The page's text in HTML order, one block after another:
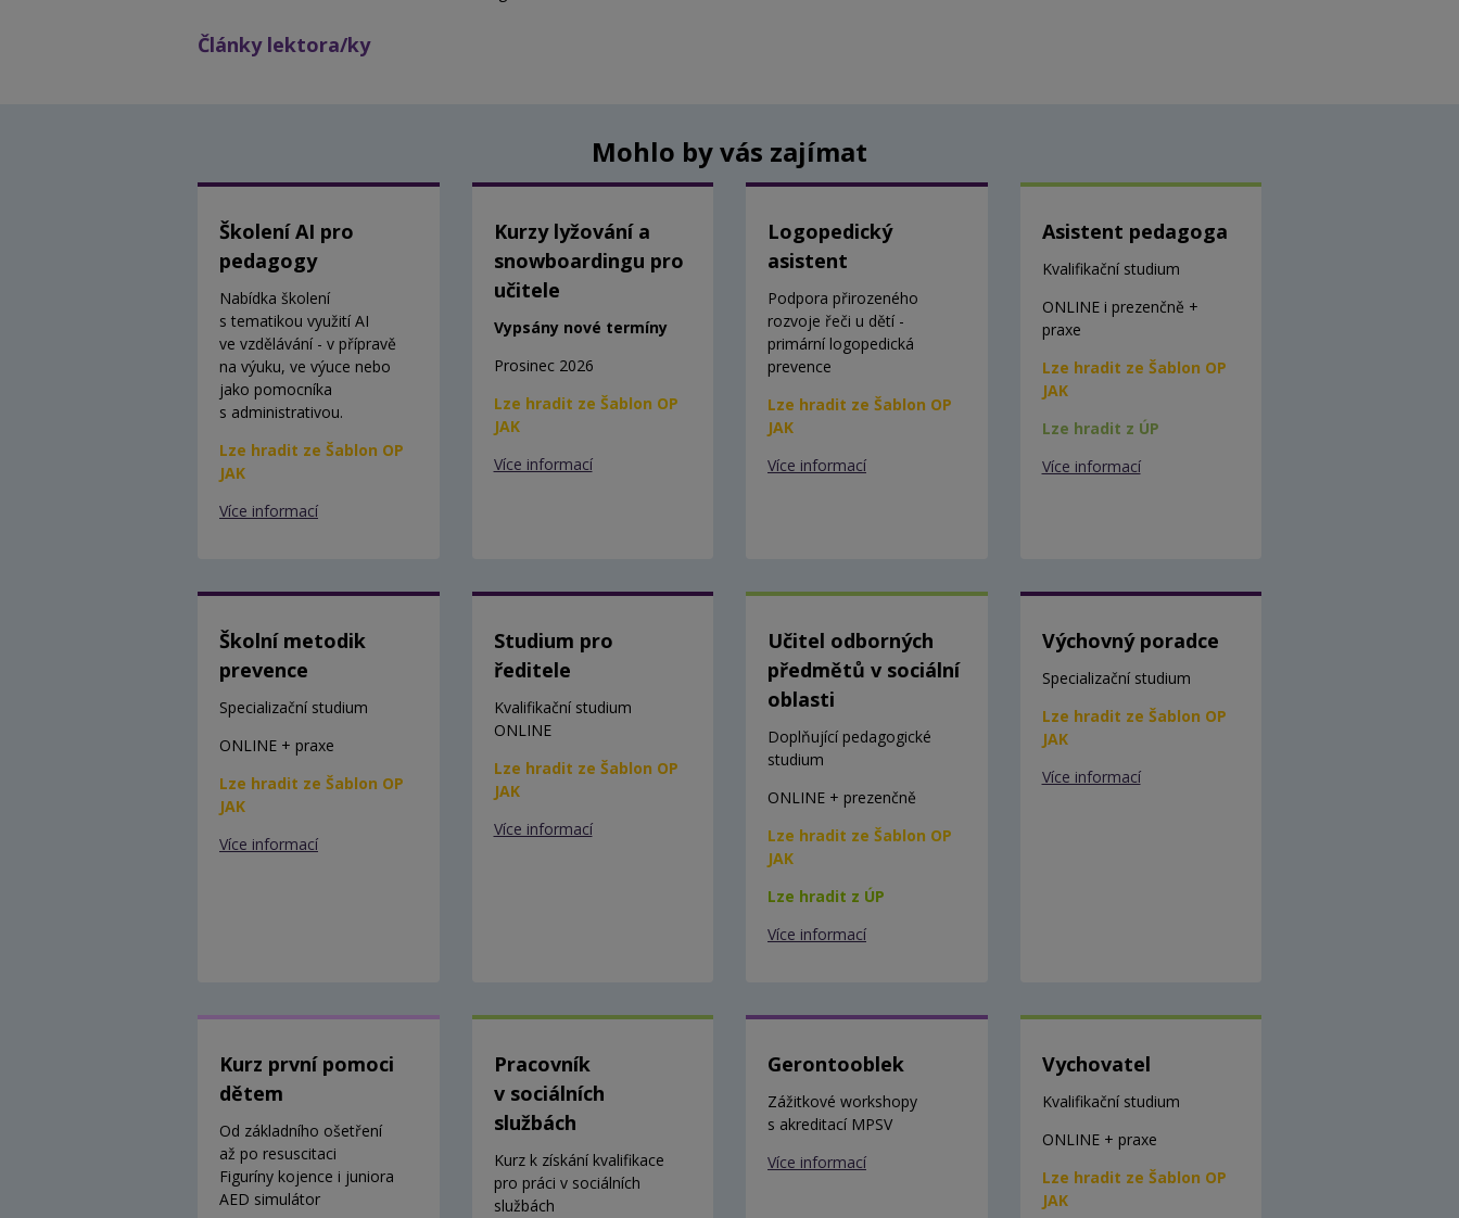
Články lektora/ky
Mohlo by vás zajímat
Školení AI pro
pedagogy
Nabídka školení
s tematikou využití AI
ve vzdělávání - v přípravě
na výuku, ve výuce nebo
jako pomocníka
s administrativou.
Lze hradit ze Šablon OP
JAK
Více informací
Kurzy lyžování a
snowboardingu pro
učitele
Vypsány nové termíny
Prosinec 2026
Lze hradit ze Šablon OP
JAK
Více informací
Logopedický
asistent
Podpora přirozeného
rozvoje řeči u dětí -
primární logopedická
prevence
Lze hradit ze Šablon OP
JAK
Více informací
Asistent pedagoga
Kvalifikační studium
ONLINE i prezenčně +
praxe
Lze hradit ze Šablon OP
JAK
Lze hradit z ÚP
Více informací
Školní metodik
prevence
Specializační studium
ONLINE + praxe
Lze hradit ze Šablon OP
JAK
Více informací
Studium pro
ředitele
Kvalifikační studium
ONLINE
Lze hradit ze Šablon OP
JAK
Více informací
Učitel odborných
předmětů v sociální
oblasti
Doplňující pedagogické
studium
ONLINE + prezenčně
Lze hradit ze Šablon OP
JAK
Lze hradit z ÚP
Více informací
Výchovný poradce
Specializační studium
Lze hradit ze Šablon OP
JAK
Více informací
Kurz první pomoci
dětem
Od základního ošetření
až po resuscitaci
Figuríny kojence i juniora
AED simulátor
Pracovník
v sociálních
službách
Kurz k získání kvalifikace
pro práci v sociálních
službách
Gerontooblek
Zážitkové workshopy
s akreditací MPSV
Více informací
Vychovatel
Kvalifikační studium
ONLINE + praxe
Lze hradit ze Šablon OP
JAK